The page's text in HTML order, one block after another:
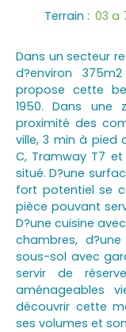
Terrain : 03 a
Dans un secteur
d?environ
propose cette
1950. Dans une
proximité des
ville, 3 min à pied
C, Tramway T7
situé. D?une
fort potentiel se
pièce pouvant
D?une cuisine
chambres,
sous-sol avec
servir de
aménageables
découvrir cette
ses volumes et